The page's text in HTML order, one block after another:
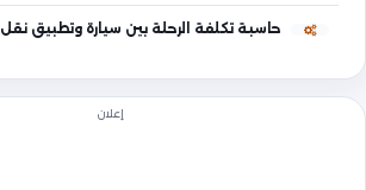
حاسبة تكلفة الرحلة بين سيارة وتطبيق نقل
إعلان